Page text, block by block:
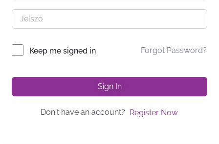
Keep me signed in Forgot Password?
Sign In
Don't have an account? Register Now